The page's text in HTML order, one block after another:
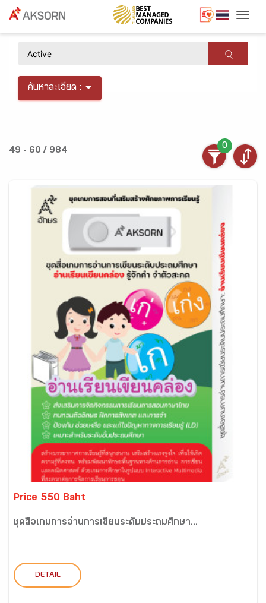
ค้นหาละเอียด :
49 - 60 / 984
0
Price 550 Baht
ชุดสื่อเกมการอ่านการเขียนระดับประถมศึกษา...
DETAIL